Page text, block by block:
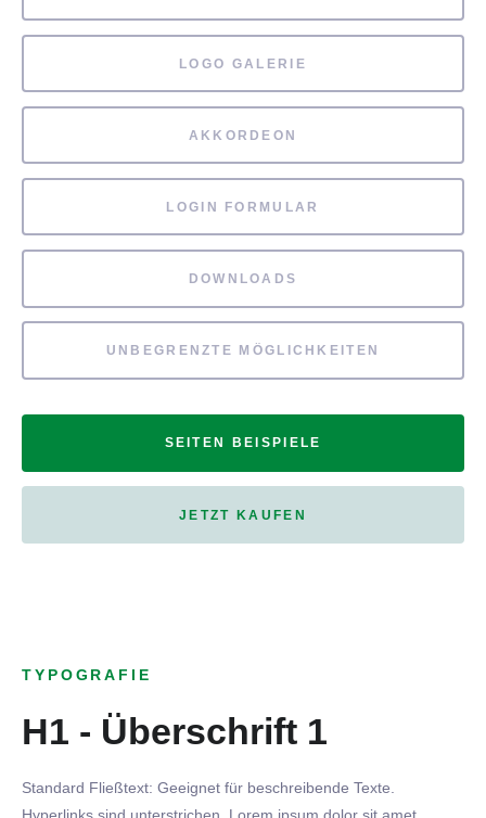
LOGO GALERIE
AKKORDEON
LOGIN FORMULAR
DOWNLOADS
UNBEGRENZTE MÖGLICHKEITEN
SEITEN BEISPIELE
JETZT KAUFEN
TYPOGRAFIE
H1 - Überschrift 1
Standard Fließtext: Geeignet für beschreibende Texte.